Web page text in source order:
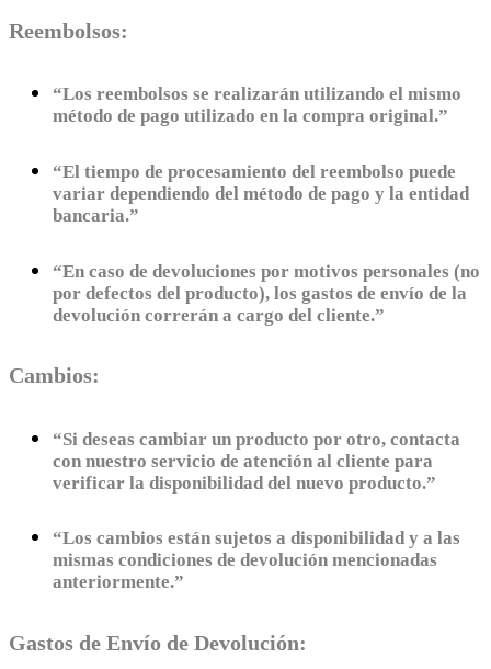
Reembolsos:
“Los reembolsos se realizarán utilizando el mismo
método de pago utilizado en la compra original.”
“El tiempo de procesamiento del reembolso puede
variar dependiendo del método de pago y la entidad
bancaria.”
“En caso de devoluciones por motivos personales (no
por defectos del producto), los gastos de envío de la
devolución correrán a cargo del cliente.”
Cambios:
“Si deseas cambiar un producto por otro, contacta
con nuestro servicio de atención al cliente para
verificar la disponibilidad del nuevo producto.”
“Los cambios están sujetos a disponibilidad y a las
mismas condiciones de devolución mencionadas
anteriormente.”
Gastos de Envío de Devolución: